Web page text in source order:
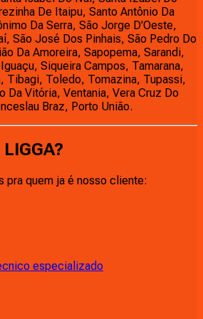
De Itaipu, Santo Antônio Da
Da Serra, São Jorge D'Oeste,
São José Dos Pinhais, São Pedro Do
Da Amoreira, Sapopema, Sarandi,
Siqueira Campos, Tamarana,
Tibagi, Toledo, Tomazina, Tupassi,
Da Vitória, Ventania, Vera Cruz Do
Braz, Porto União.
LIGGA?
pra quem ja é nosso cliente:
especializado